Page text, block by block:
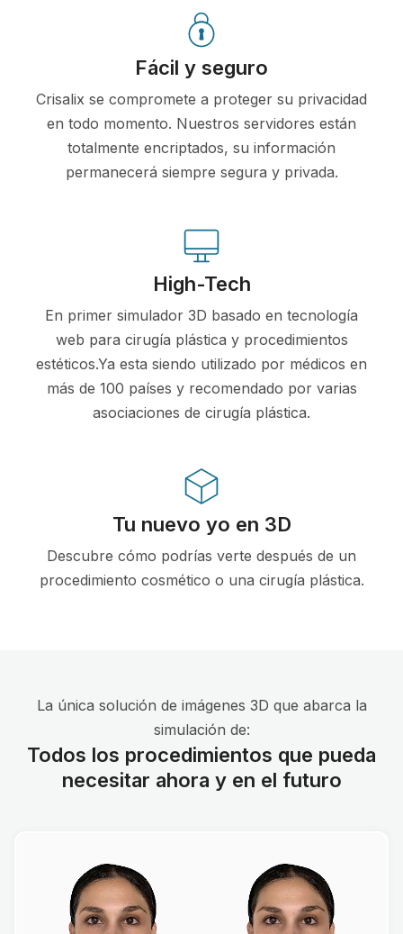
Fácil y seguro
Crisalix se compromete a proteger su privacidad
en todo momento. Nuestros servidores están
totalmente encriptados, su información
permanecerá siempre segura y privada.
High-Tech
En primer simulador 3D basado en tecnología
web para cirugía plástica y procedimientos
estéticos.Ya esta siendo utilizado por médicos en
más de 100 países y recomendado por varias
asociaciones de cirugía plástica.
Tu nuevo yo en 3D
Descubre cómo podrías verte después de un
procedimiento cosmético o una cirugía plástica.
La única solución de imágenes 3D que abarca la
simulación de:
Todos los procedimientos que pueda
necesitar ahora y en el futuro